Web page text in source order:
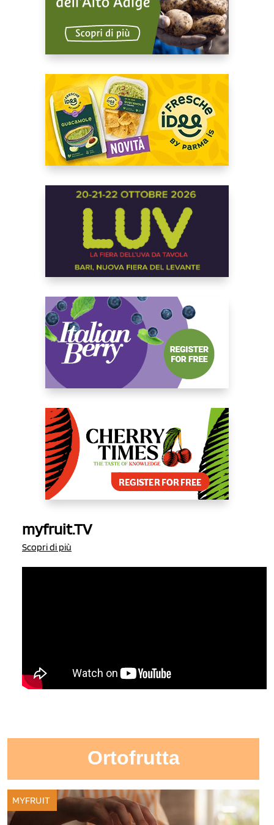
myfruit.TV
Scopri di più
Ortofrutta
MYFRUIT